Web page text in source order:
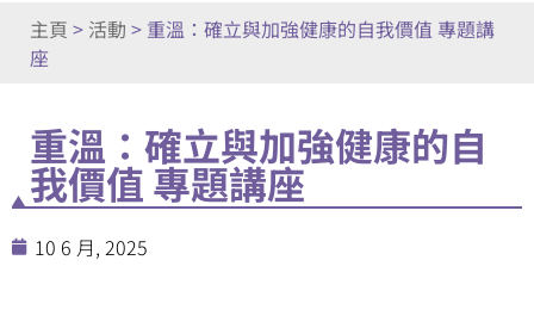
主頁 > 活動 > 重溫：確立與加強健康的自我價值 專題講
座
重溫：確立與加強健康的自
我價值 專題講座
10 6 月, 2025